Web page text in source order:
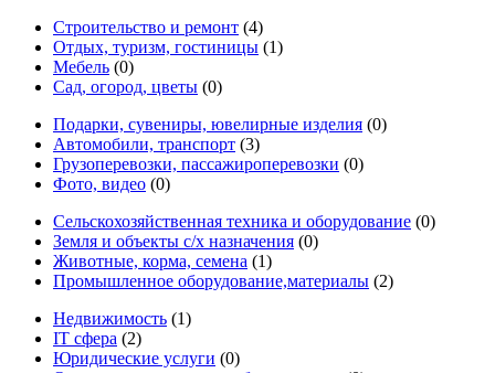
Строительство и ремонт (4)
Отдых, туризм, гостиницы (1)
Мебель (0)
Сад, огород, цветы (0)
Подарки, сувениры, ювелирные изделия (0)
Автомобили, транспорт (3)
Грузоперевозки, пассажироперевозки (0)
Фото, видео (0)
Сельскохозяйственная техника и оборудование (0)
Земля и объекты с/х назначения (0)
Животные, корма, семена (1)
Промышленное оборудование,материалы (2)
Недвижимость (1)
IT сфера (2)
Юридические услуги (0)